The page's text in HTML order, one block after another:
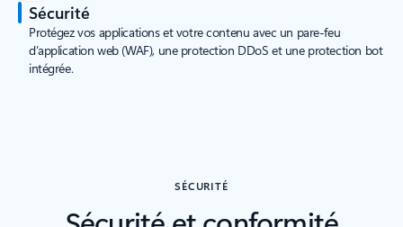
Sécurité
Protégez vos applications et votre contenu avec un pare-feu
d’application web (WAF), une protection DDoS et une protection bot
intégrée.
SÉCURITÉ